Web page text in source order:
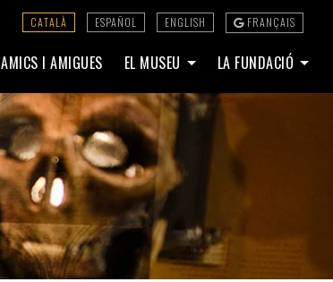
CATALÀ ESPAÑOL ENGLISH FRANÇAIS
AMICS I AMIGUES EL MUSEU LA FUNDACIÓ